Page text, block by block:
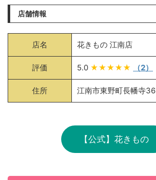
店舗情報
店名 花きもの 江南店
評価 5.0 ★★★★★ （2）
住所 江南市東野町長幡寺36
【公式】花きもの